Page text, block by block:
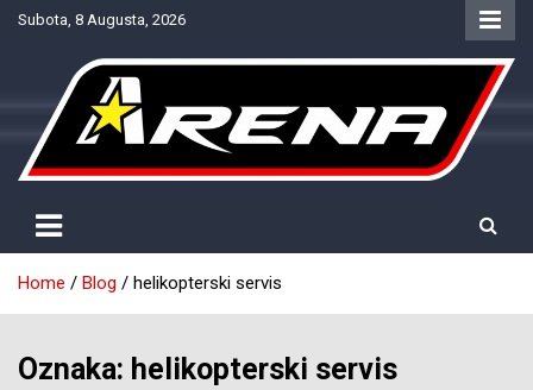
SkipSubota, 8 Augusta, 2026
NTV Arena
Home Blog helikopterski servis
Oznaka: helikopterski servis